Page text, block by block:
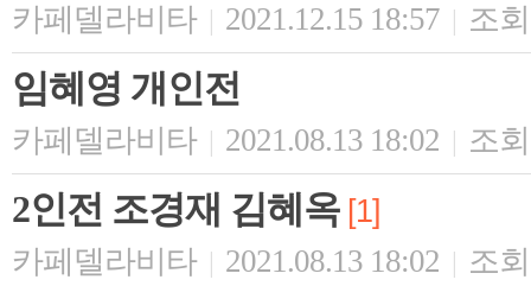
카페델라비타 | 2021.12.15 18:57 | 조
임혜영 개인전
카페델라비타 | 2021.08.13 18:02 | 조
2인전 조경재 김혜옥 [1]
카페델라비타 | 2021.08.13 18:02 | 조